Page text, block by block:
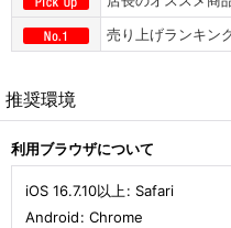
売り上げランキン
推奨環境
利用ブラウザについて
iOS 16.7.10以上: Safari
Android: Chrome